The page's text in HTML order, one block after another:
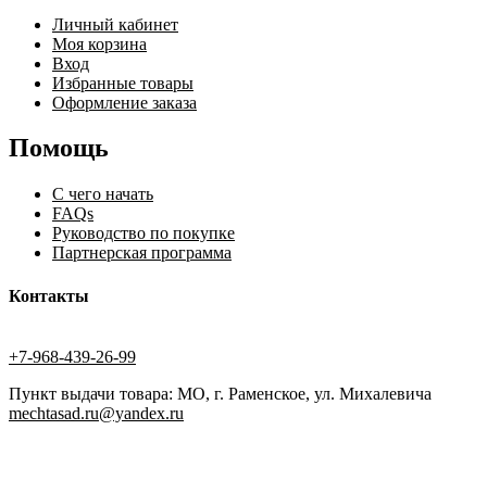
Личный кабинет
Моя корзина
Вход
Избранные товары
Оформление заказа
Помощь
С чего начать
FAQs
Руководство по покупке
Партнерская программа
Контакты
+7-968-439-26-99
Пункт выдачи товара: МО, г. Раменское, ул. Михалевича
mechtasad.ru@yandex.ru